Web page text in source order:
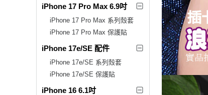
iPhone 17 Pro Max 6.9吋
iPhone 17 Pro Max 系列殼套
iPhone 17 Pro Max 保護貼
iPhone 17e/SE 配件
iPhone 17e/SE 系列殼套
iPhone 17e/SE 保護貼
iPhone 16 6.1吋